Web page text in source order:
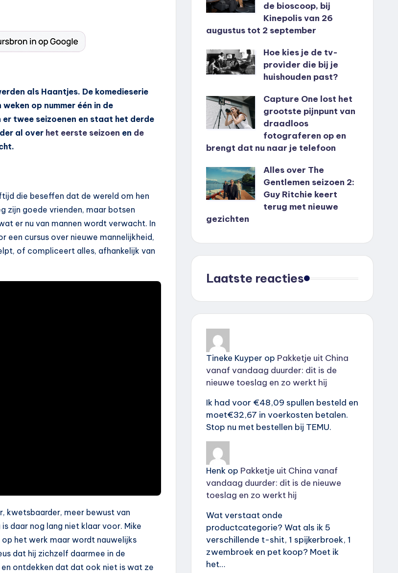
als Haantjes. De komedieserie
op nummer één in de
er twee seizoenen en staat het derde
al over het eerste seizoen en de
die beseffen dat de wereld om hen
zijn goede vrienden, maar botsen
er nu van mannen wordt verwacht. In
een cursus over nieuwe mannelijkheid,
of compliceert alles, afhankelijk van
kwetsbaarder, meer bewust van
daar nog lang niet klaar voor. Mike
het werk maar wordt nauwelijks
dat hij zichzelf daarmee in de
ontdekken dat dat ook niet is wat ze
de bioscoop, bij
Kinepolis van 26
augustus tot 2 september
Hoe kies je de tv-
provider die bij je
huishouden past?
Capture One lost het
grootste pijnpunt van
draadloos
fotograferen op en
brengt dat nu naar je telefoon
Alles over The
Gentlemen seizoen 2:
Guy Ritchie keert
terug met nieuwe
gezichten
Laatste reacties
Tineke Kuyper op Pakketje uit China
vanaf vandaag duurder: dit is de
nieuwe toeslag en zo werkt hij
Ik had voor €48,09 spullen besteld en
moet€32,67 in voerkosten betalen.
Stop nu met bestellen bij TEMU.
Henkop Pakketje uit China vanaf
vandaag duurder: dit is de nieuwe
toeslag en zo werkt hij
Wat verstaat onde
productcategorie? Wat als ik 5
verschillende t-shit, 1 spijkerbroek, 1
zwembroek en pet koop? Moet ik
het…